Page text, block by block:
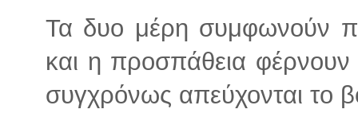
Τα δυο μέρη συμφωνούν
και η προσπάθεια
συγχρόνως απεύχονται το